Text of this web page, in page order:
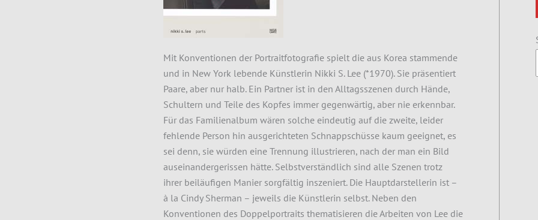
Mit Konventionen der Portraitfotografie spielt die aus Korea stammende
und in New York lebende Künstlerin Nikki S. Lee (*1970). Sie präsentiert
Paare, aber nur halb. Ein Partner ist in den Alltagsszenen durch Hände,
Schultern und Teile des Kopfes immer gegenwärtig, aber nie erkennbar.
Für das Familienalbum wären solche eindeutig auf die zweite, leider
fehlende Person hin ausgerichteten Schnappschüsse kaum geeignet, es
sei denn, sie würden eine Trennung illustrieren, nach der man ein Bild
auseinandergerissen hätte. Selbstverständlich sind alle Szenen trotz
ihrer beiläufigen Manier sorgfältig inszeniert. Die Hauptdarstellerin ist –
à la Cindy Sherman – jeweils die Künstlerin selbst. Neben den
Konventionen des Doppelportraits thematisieren die Arbeiten von Lee die